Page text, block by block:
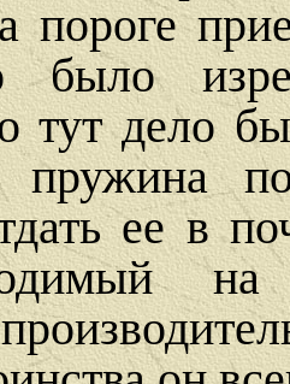
пороге
тут дело
пружина
ее в